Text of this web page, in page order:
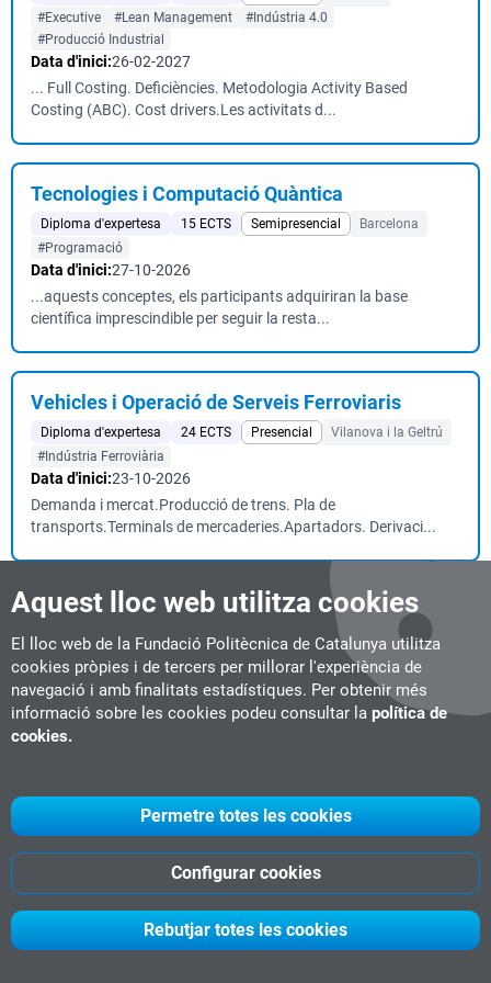
Aquest lloc web utilitza cookies
El lloc web de la Fundació Politècnica de Catalunya utilitza
cookies pròpies i de tercers per millorar l'experiència de
navegació i amb finalitats estadístiques. Per obtenir més
informació sobre les cookies podeu consultar la política de
cookies.
Rebutjar totes les cookies
Configurar cookies
Permetre totes les cookies
#Executive
#Lean Management
#Indústria 4.0
#Producció Industrial
Data d'inici:26-02-2027
... Full Costing. Deficiències. Metodologia Activity Based
Costing (ABC). Cost drivers.Les activitats d...
Tecnologies i Computació Quàntica
Diploma d'expertesa 15 ECTS Semipresencial
Barcelona
#Programació
Data d'inici:27-10-2026
...aquests conceptes, els participants adquiriran la base
científica imprescindible per seguir la resta...
Vehicles i Operació de Serveis Ferroviaris
Diploma d'expertesa 24 ECTS Presencial
Vilanova i la Geltrú
#Indústria Ferroviària
Data d'inici:23-10-2026
Demanda i mercat.Producció de trens. Pla de
transports.Terminals de mercaderies.Apartadors. Derivaci...
Mobility for the Elderly (M4E): edició Barcelona
Curs 2 ECTS Semipresencial
Barcelona
#Urbanisme & Smart Mobility
Data d'inici:05-11-2026
... en mobilitat Solucions de mobilitat inclusiva i sostenible ...
Mobility for the Elderly (M4E): edició Lisboa
#Urbanisme & Smart Mobility
05-11-2026
... en mobilitat Solucions de mobilitat inclusiva i sostenible ...